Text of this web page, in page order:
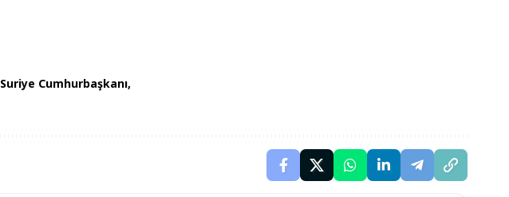
Suriye Cumhurbaşkanı